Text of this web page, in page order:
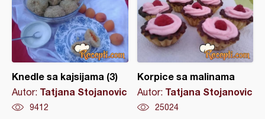
Knedle sa kajsijama (3)
Autor: Tatjana Stojanovic
9412
Korpice sa malinama
Autor: Tatjana Stojanovic
25024